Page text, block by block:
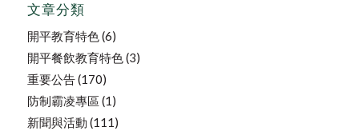
文章分類
開平教育特色(6)
開平餐飲教育特色(3)
重要公告(170)
防制霸凌專區 (1)
新聞與活動 (111)